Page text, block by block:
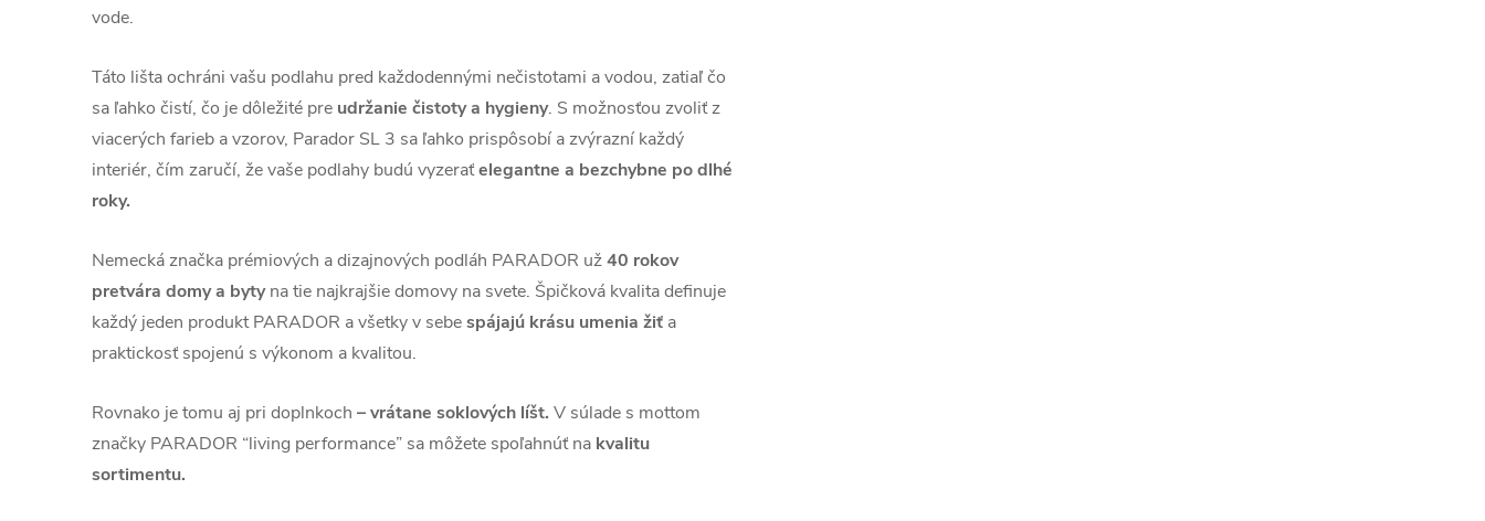
vode.
Táto lišta ochráni vašu podlahu pred každodennými nečistotami a vodou, zatiaľ čo
sa ľahko čistí, čo je dôležité pre udržanie čistoty a hygieny. S možnosťou zvoliť z
viacerých farieb a vzorov, Parador SL 3 sa ľahko prispôsobí a zvýrazní každý
interiér, čím zaručí, že vaše podlahy budú vyzeraťelegantne a bezchybne po dlhé
roky.
Nemecká značka prémiových a dizajnových podláh PARADOR už40 rokov
pretvára domy a bytyna tie najkrajšie domovy na svete. Špičková kvalita definuje
každý jeden produkt PARADOR a všetky v sebespájajú krásu umenia žiť a
praktickosť spojenú s výkonom a kvalitou.
Rovnako je tomu aj pri doplnkoch – vrátane soklových líšt. V súlade s mottom
značky PARADOR “living performance” sa môžete spoľahnúť na kvalitu
sortimentu.